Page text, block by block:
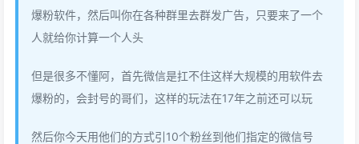
爆粉软件，然后叫你在各种群里去群发广告，只要来了一个
人就给你计算一个人头
但是很多不懂阿，首先微信是扛不住这样大规模的用软件去
爆粉的，会封号的哥们，这样的玩法在17年之前还可以玩
然后你今天用他们的方式引10个粉丝到他们指定的微信号